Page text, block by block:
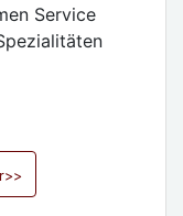
Service